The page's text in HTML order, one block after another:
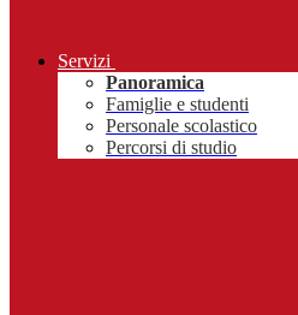
Servizi
Panoramica
Famiglie e studenti
Personale scolastico
Percorsi di studio